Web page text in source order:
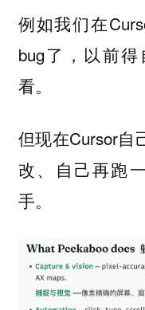
例如我们在
bug了，以前
看。
但现在Cursor自
改、自己再跑
手。